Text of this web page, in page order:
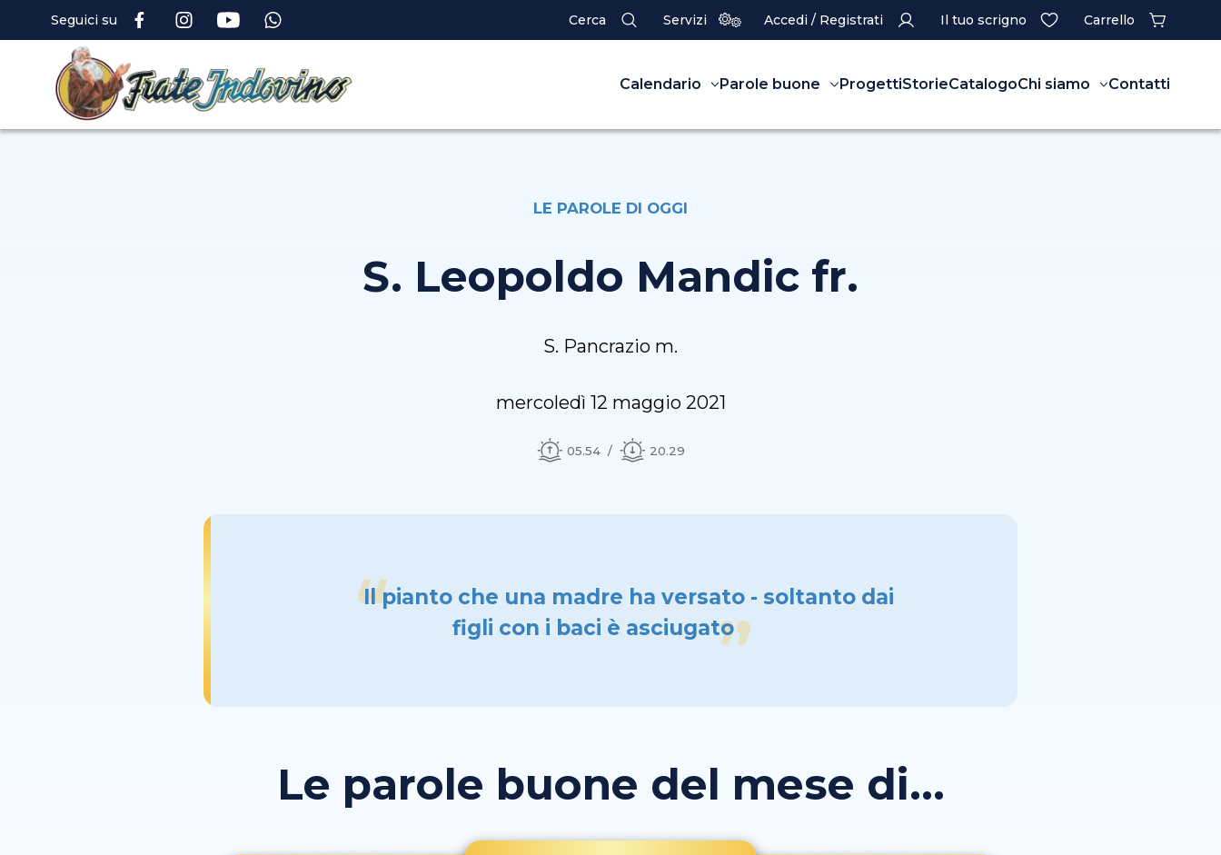
Seguici su Cerca Servizi Accedi / Registrati Il tuo scrigno Carrello
Calendario Parole buone ProgettiStorieCatalogoChi siamo Contatti
LE PAROLE DI OGGI
S. Leopoldo Mandic fr.
S. Pancrazio m.
mercoledì 12 maggio 2021
05.54 20.29
Il pianto che una madre ha versato - soltanto dai
figli con i baci è asciugato
Le parole buone del mese di...